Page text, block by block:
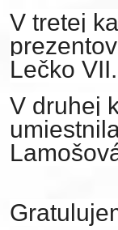
V tretej
Lečko
V druhej